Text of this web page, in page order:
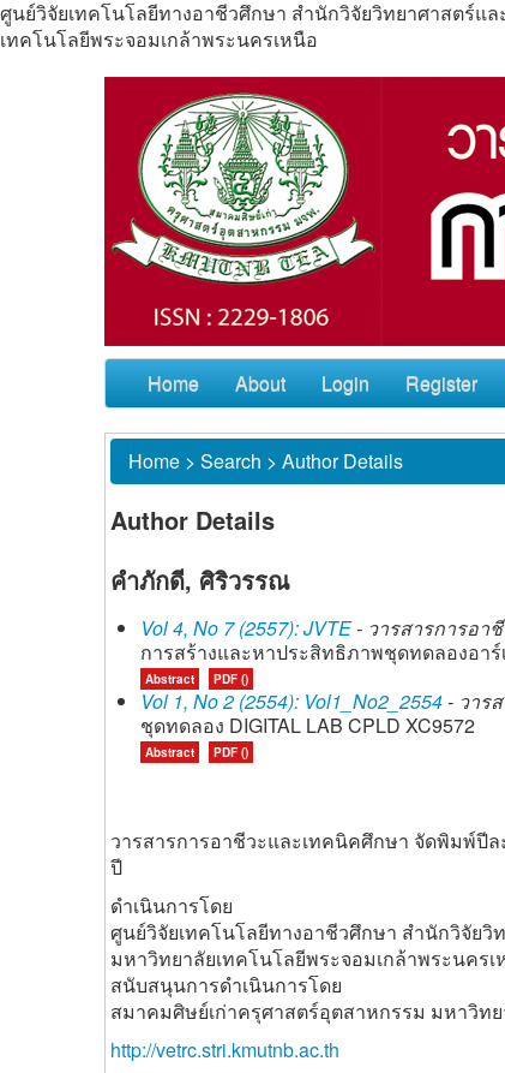
ศูนย์วิจัยเทคโนโลยีทางอาชีวศึกษา สำนักวิจัยวิทยาศาสตร์
เทคโนโลยีพระจอมเกล้าพระนครเหนือ
Home About Login Register
Home > Search > Author Details
Author Details
คำภักดี, ศิริวรรณ
Vol 4, No 7 (2557): JVTE- วารสารการอา
การสร้างและหาประสิทธิภาพชุดทดลองอาร์
Abstract PDF ()
Vol 1, No 2 (2554): Vol1_No2_2554- วาร
ชุดทดลอง DIGITAL LAB CPLD XC9572
Abstract PDF ()
วารสารการอาชีวะและเทคนิคศึกษา จัดพิมพ์ปี
ปี
ดำเนินการโดย
ศูนย์วิจัยเทคโนโลยีทางอาชีวศึกษา สำนักวิจัยวิ
มหาวิทยาลัยเทคโนโลยีพระจอมเกล้าพระนครเ
สนับสนุนการดำเนินการโดย
สมาคมศิษย์เก่าครุศาสตร์อุตสาหกรรม มหาวิท
http://vetrc.stri.kmutnb.ac.th